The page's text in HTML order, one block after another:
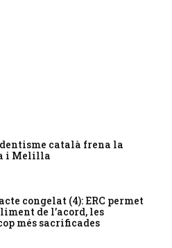
català frena la
i Melilla
congelat (4): ERC permet
de l’acord, les
més sacrificades